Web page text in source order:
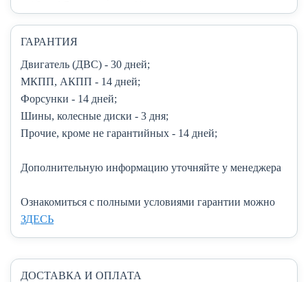
ГАРАНТИЯ
Двигатель (ДВС) - 30 дней;
МКПП, АКПП - 14 дней;
Форсунки - 14 дней;
Шины, колесные диски - 3 дня;
Прочие, кроме не гарантийных - 14 дней;
Дополнительную информацию уточняйте у менеджера
Ознакомиться с полными условиями гарантии можно
ЗДЕСЬ
ДОСТАВКА И ОПЛАТА